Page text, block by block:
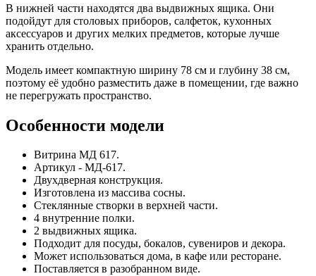
В нижней части находятся два выдвижных ящика. Они
подойдут для столовых приборов, салфеток, кухонных
аксессуаров и других мелких предметов, которые лучше
хранить отдельно.
Модель имеет компактную ширину 78 см и глубину 38 см,
поэтому её удобно разместить даже в помещении, где важно
не перегружать пространство.
Особенности модели
Витрина МД 617.
Артикул - МД-617.
Двухдверная конструкция.
Изготовлена из массива сосны.
Стеклянные створки в верхней части.
4 внутренние полки.
2 выдвижных ящика.
Подходит для посуды, бокалов, сувениров и декора.
Может использоваться дома, в кафе или ресторане.
Поставляется в разобранном виде.